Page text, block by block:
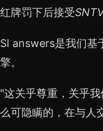
红牌罚下后接受
SI answers是我们基
擎。
"这关乎尊重，关乎
么可隐瞒的，在与人